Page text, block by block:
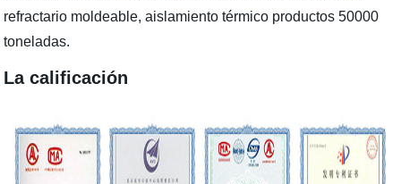
refractario moldeable, aislamiento térmico productos 50000
toneladas.
La calificación